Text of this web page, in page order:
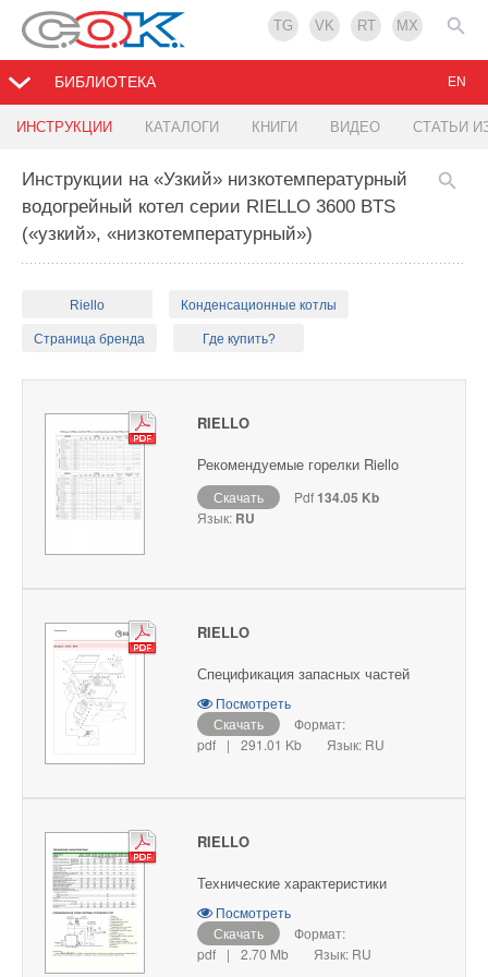
TG VK RT MX
БИБЛИОТЕКА
ИНСТРУКЦИИ КАТАЛОГИ КНИГИ ВИДЕО СТАТЬИ
EN
Инструкции на «Узкий» низкотемпературный
водогрейный котел серии RIELLO 3600 BTS
(«узкий», «низкотемпературный»)
Riello Конденсационные котлы
Страница бренда Где купить?
RIELLO
Рекомендуемые горелки Riello
Скачать Pdf134.05 Kb
Язык: RU
RIELLO
Спецификация запасных частей
Посмотреть
Скачать
Формат:
pdf
| 291.01 Kb Язык: RU
RIELLO
Технические характеристики
Посмотреть
Скачать
Формат:
pdf
| 2.70 Mb Язык: RU